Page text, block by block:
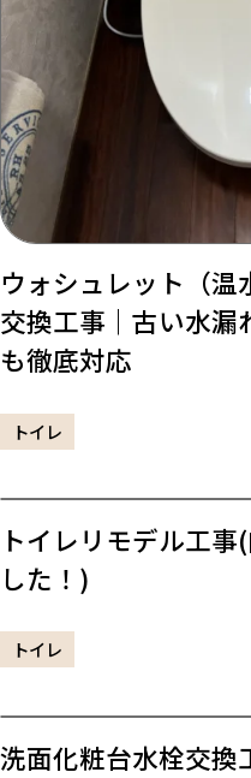
ウォシュレット（温
交換工事｜古い水漏
も徹底対応
トイレ
トイレリモデル工
した！)
トイレ
洗面化粧台水栓交換